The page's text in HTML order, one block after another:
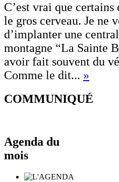
C’est vrai que certains
le gros cerveau. Je ne
d’implanter une
montagne “La Sainte
avoir fait souvent du
Comme le dit... »
COMMUNIQUÉ
Agenda du
mois